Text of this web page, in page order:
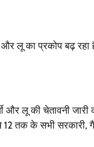
लू का प्रकोप बढ़ रहा
और लू की चेतावनी जारी
12 तक के सभी सरकारी,
26, 2026 0